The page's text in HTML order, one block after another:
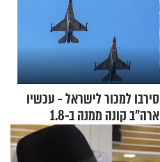
סירבו למכור לישראל - עכשיו
ארה"ב קונה ממנה ב-1.8
מיליארד דולר